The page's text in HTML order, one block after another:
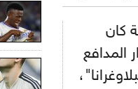
2026 في صفقة كان
المدافع